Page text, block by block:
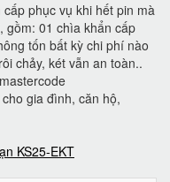
phục vụ khi hết pin mà
gồm: 01 chìa khẩn cấp
tốn bất kỳ chi phí nào
chảy, két vẫn an toàn..
gia đình, căn hộ,